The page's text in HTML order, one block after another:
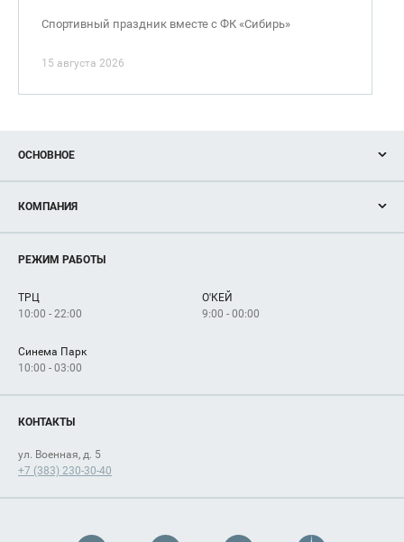
Спортивный праздник вместе с ФК «Сибирь»
15 августа 2026
ОСНОВНОЕ
Новости
Магазины
Услуги
КОМПАНИЯ
Рекламодателям
Как добраться
РЕЖИМ РАБОТЫ
ТРЦ
10:00 - 22:00
О'КЕЙ
9:00 - 00:00
Синема Парк
10:00 - 03:00
КОНТАКТЫ
ул. Военная, д. 5
+7 (383) 230-30-40